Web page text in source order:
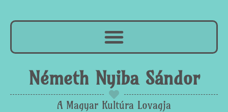
Németh Nyiba Sándor
A Magyar Kultúra Lovagja